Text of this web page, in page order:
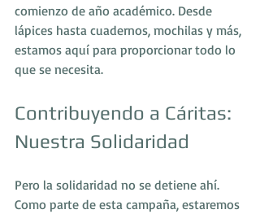
comienzo de año académico. Desde
lápices hasta cuadernos, mochilas y más,
estamos aquí para proporcionar todo lo
que se necesita.
Contribuyendo a Cáritas:
Nuestra Solidaridad
Pero la solidaridad no se detiene ahí.
Como parte de esta campaña, estaremos